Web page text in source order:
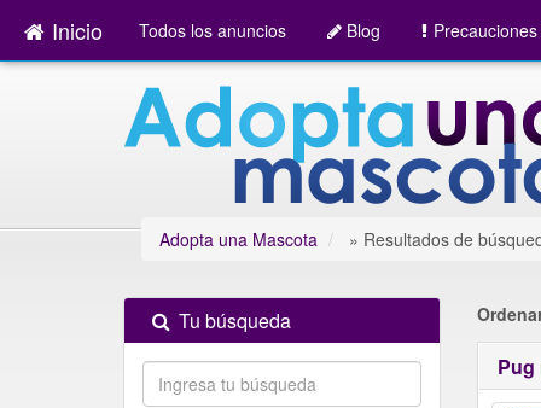
Inicio Todos los anuncios Blog Precauciones
Adopta una Mascota » Resultados de
Pug
Tu búsqueda